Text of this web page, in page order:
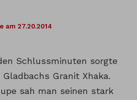
am 27.20.2014
Schlussminuten sorgte
Granit Xhaka.
sah man seinen stark